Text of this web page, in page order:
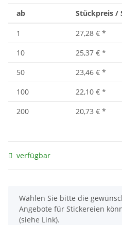
ab Stückpreis /
1 27,28 € *
10
25,37 € *
50
23,46 € *
100
22,10 € *
200
20,73 € *
verfügbar
x
Wählen Sie bitte die
Angebote für Stickereien
(siehe Link).